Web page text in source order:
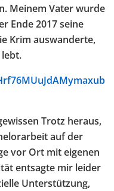
Meinem Vater wurde
Ende 2017 seine
Krim auswanderte,
Trotz heraus,
auf der
vor Ort mit eigenen
entsagte mir leider
Unterstützung,